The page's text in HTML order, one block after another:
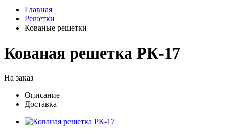
Главная
Решетки
Кованые решетки
Кованая решетка РК-17
На заказ
Описание
Доставка